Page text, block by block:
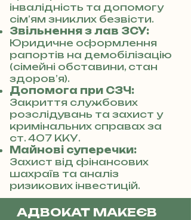
інвалідність та допомогу
сім’ям зниклих безвісти.
Звільнення з лав ЗСУ:
Юридичне оформлення
рапортів на демобілізацію
(сімейні обставини, стан
здоров’я).
Допомога при СЗЧ:
Закриття службових
розслідувань та захист у
кримінальних справах за
ст. 407 ККУ.
Майнові суперечки:
Захист від фінансових
шахраїв та аналіз
ризикових інвестицій.
АДВОКАТ МАКЕЄВ